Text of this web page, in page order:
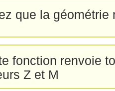
que la
fonction renvoie
Z et M